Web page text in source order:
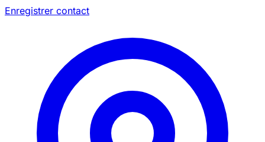
Enregistrer contact